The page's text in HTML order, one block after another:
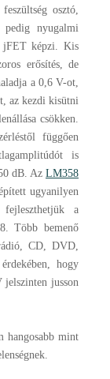
osztó,
nyugalmi
jFET képzi. Kis
erősítés, de
a 0,6 V-ot,
az kezdi kisütni
csökken.
függően
is
dB. Az LM358
ugyanilyen
fejleszthetjük a
Több bemenő
CD, DVD,
hogy
jusson
hangosabb mint